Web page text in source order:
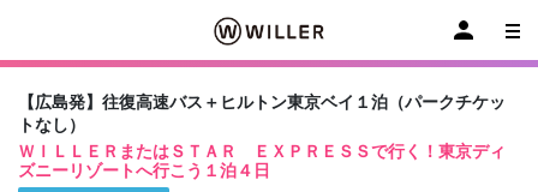
【広島発】往復高速バス＋ヒルトン東京ベイ１泊（パークチケッ
トなし）
ＷＩＬＬＥＲまたはＳＴＡＲ ＥＸＰＲＥＳＳで行く！東京ディ
ズニーリゾートへ行こう１泊４日